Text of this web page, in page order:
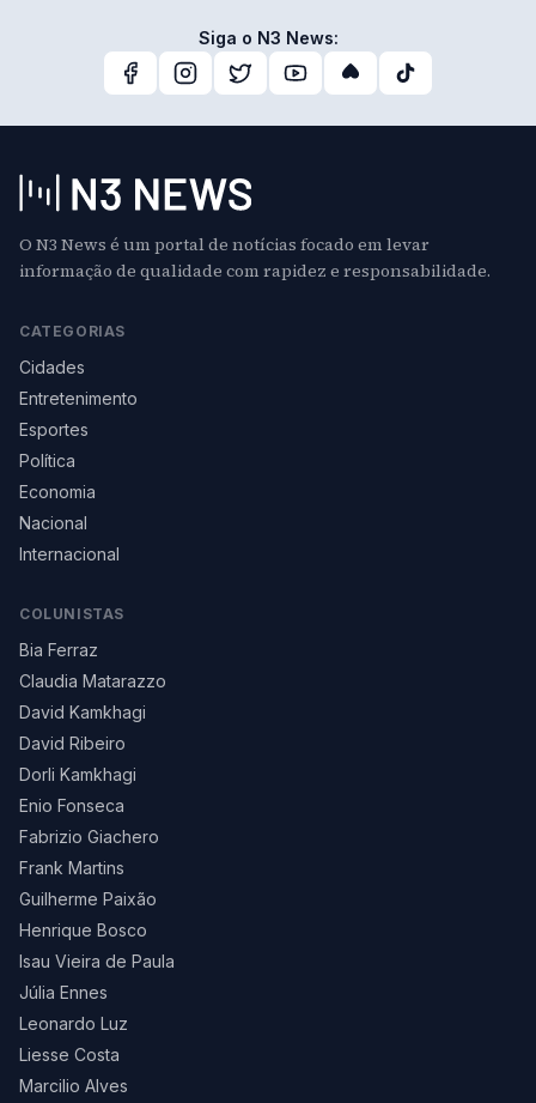
Siga o N3 News:
O N3 News é um portal de notícias focado em levar
informação de qualidade com rapidez e responsabilidade.
CATEGORIAS
Cidades
Entretenimento
Esportes
Política
Economia
Nacional
Internacional
COLUNISTAS
Bia Ferraz
Claudia Matarazzo
David Kamkhagi
David Ribeiro
Dorli Kamkhagi
Enio Fonseca
Fabrizio Giachero
Frank Martins
Guilherme Paixão
Henrique Bosco
Isau Vieira de Paula
Júlia Ennes
Leonardo Luz
Liesse Costa
Marcilio Alves